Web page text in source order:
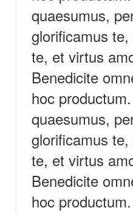
quaesumus,
glorificamus
te, et virtus
Benedicite
hoc
quaesumus,
glorificamus
te, et virtus
Benedicite
hoc productum.